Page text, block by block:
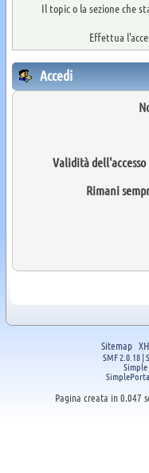
Il topic o la sezione che
Effettua
Accedi
Validità
Rimani
Sitemap
SMF 2.0.18|
Pagina creata in 0.047